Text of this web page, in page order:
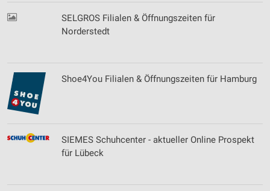
SELGROS Filialen & Öffnungszeiten für
Norderstedt
Shoe4You Filialen & Öffnungszeiten für Hamburg
SIEMES Schuhcenter - aktueller Online Prospekt
für Lübeck